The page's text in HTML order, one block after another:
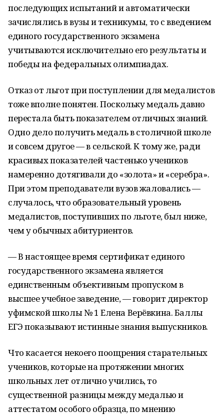
последующих испытаний и автоматически
зачислялись в вузы и техникумы, то с введением
единого государственного экзамена
учитываются исключительно его результаты и
победы на федеральных олимпиадах.
Отказ от льгот при поступлении для медалистов
тоже вполне понятен. Поскольку медаль давно
перестала быть показателем отличных знаний.
Одно дело получить медаль в столичной школе
и совсем другое — в сельской. К тому же, ради
красивых показателей частенько учеников
намеренно дотягивали до «золота» и «серебра».
При этом преподаватели вузов жаловались —
случалось, что образовательный уровень
медалистов, поступивших по льготе, был ниже,
чем у обычных абитуриентов.
— В настоящее время сертификат единого
государственного экзамена является
единственным объективным пропуском в
высшее учебное заведение, — говорит директор
уфимской школы № 1 Елена Верёвкина. Баллы
ЕГЭ показывают истинные знания выпускников.
Что касается некоего поощрения старательных
учеников, которые на протяжении многих
школьных лет отлично учились, то
существенной разницы между медалью и
аттестатом особого образца, по мнению